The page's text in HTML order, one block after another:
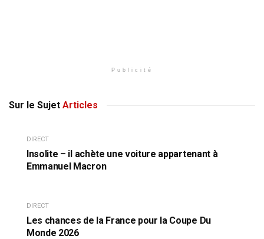
Publicité
Sur le Sujet Articles
DIRECT
Insolite – il achète une voiture appartenant à
Emmanuel Macron
DIRECT
Les chances de la France pour la Coupe Du
Monde 2026